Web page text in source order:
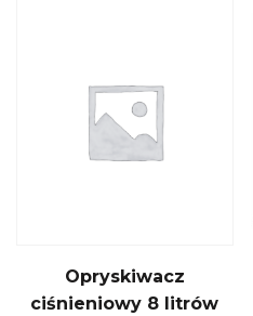
Opryskiwacz
ciśnieniowy 8 litrów